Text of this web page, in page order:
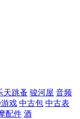
天跳蚤 骏河屋 音频
戏 中古包 中古表
配件 酒